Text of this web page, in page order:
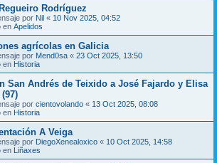
Rodríguez
por Nil « 10 Nov 2025, 04:52
en Apelidos
agrícolas en Galicia
por Mend0sa « 23 Oct 2025, 13:50
en Historia
San Andrés de Teixido a José Fajardo y Elisa
por cientovolando « 13 Oct 2025, 08:08
en Historia
A Veiga
por DiegoXenealoxico « 10 Oct 2025, 14:58
en Liñaxes